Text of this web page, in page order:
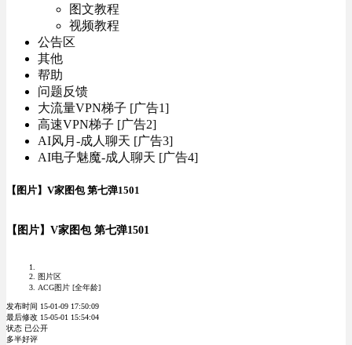
图文教程
视频教程
公告区
其他
帮助
问题反馈
大流量VPN梯子 [广告1]
高速VPN梯子 [广告2]
AI风月-成人聊天 [广告3]
AI电子魅魔-成人聊天 [广告4]
【图片】V家图包 第七弹1501
【图片】V家图包 第七弹1501
图片区
ACG图片 [全年龄]
发布时间 15-01-09 17:50:09
最后修改 15-05-01 15:54:04
状态 已公开
多半好评